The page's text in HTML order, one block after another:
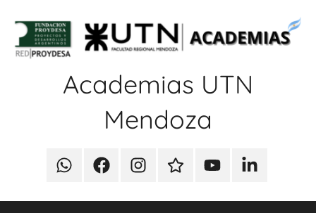
contenido
Academias UTN
Mendoza
WhatsAppFaccebookInstagramContactoYoutubeLinkedin